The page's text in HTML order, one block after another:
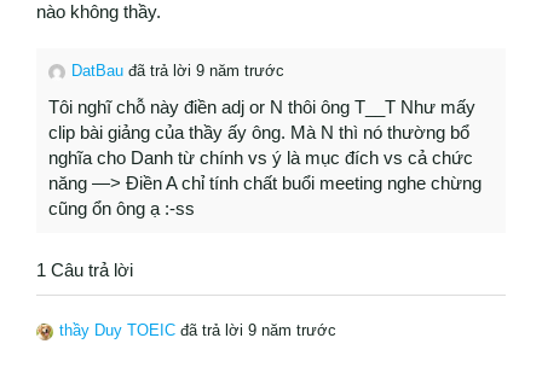
nào không thầy.
DatBau đã trả lời 9 năm trước
Tôi nghĩ chỗ này điền adj or N thôi ông T__T Như mấy
clip bài giảng của thầy ấy ông. Mà N thì nó thường bổ
nghĩa cho Danh từ chính vs ý là mục đích vs cả chức
năng —> Điền A chỉ tính chất buổi meeting nghe chừng
cũng ổn ông ạ :-ss
1 Câu trả lời
thầy Duy TOEIC đã trả lời 9 năm trước